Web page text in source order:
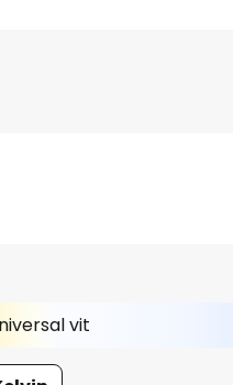
vit